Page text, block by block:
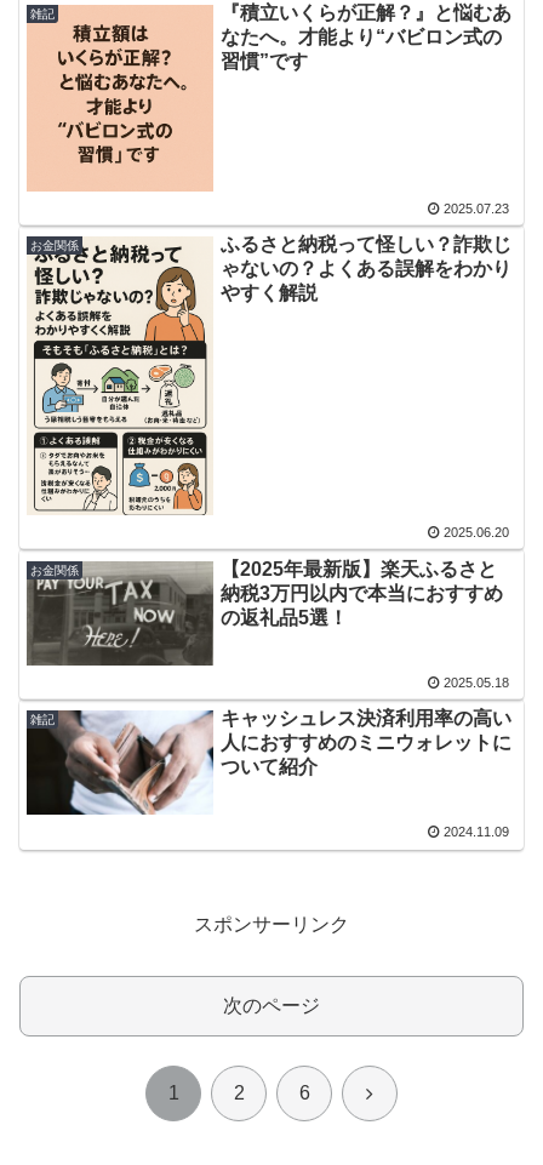
雑記
『積立いくらが正解？』と悩むあ
なたへ。才能より“バビロン式の
習慣”です
2025.07.23
お金関係
ふるさと納税って怪しい？詐欺じ
ゃないの？よくある誤解をわかり
やすく解説
2025.06.20
お金関係
【2025年最新版】楽天ふるさと
納税3万円以内で本当におすすめ
の返礼品5選！
2025.05.18
雑記
キャッシュレス決済利用率の高い
人におすすめのミニウォレットに
ついて紹介
2024.11.09
スポンサーリンク
次のページ
1 2 6 次